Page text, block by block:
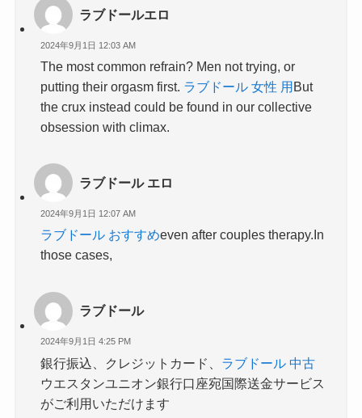
ラブドールエロ
2024年9月1日 12:03 AM
The most common refrain? Men not trying, or
putting their orgasm first. ラブドール 女性 用But
the crux instead could be found in our collective
obsession with climax.
ラブドール エロ
2024年9月1日 12:07 AM
ラブドール おすすめeven after couples therapy.In
those cases,
ラブドール
2024年9月1日 4:25 PM
銀行振込、クレジットカード、 ラブドール 中古
ウエスタンユニオン銀行口座宛国際送金サービス
がご利用いただけます